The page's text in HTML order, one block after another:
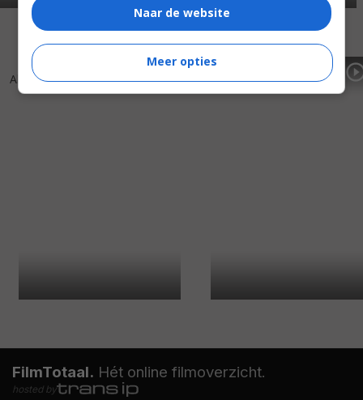
Alex in Wonder (2001) The Patriot (2000)
FilmTotaal. Hét online filmoverzicht.
hosted by
Naar de website
Meer opties